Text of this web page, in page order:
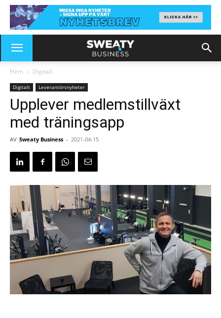
Hem Digitalt
Digitalt Leverantörsnyheter
Upplever medlemstillväxt
med träningsapp
AV Sweaty Business - 2021-04-15